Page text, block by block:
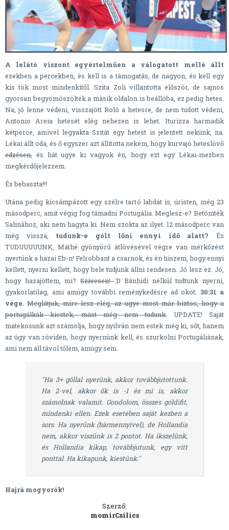
A lelátó viszont egyértelműen a válogatott mellé állt
ezekben a percekben, és kell is a támogatás, de nagyon, és kell egy
kis tök most mindenkitől. Szita Zoli villantotta először, de sajnos
gyorsan begyömöszölték a másik oldalon is beállóba, ez pedig hetes.
Na, jó lenne védeni, visszajött Roló a hetesre, de nem tudott védeni,
Antonio Areia hetesét elég nehezen is lehet. Iturizza harmadik
kétperce, amivel legyakta Szitát egy hetest is jelentett nekünk, na.
Lékai állt oda, és ő egyszer azt állította nekem, hogy kurvajó heteslövő
edzésen, és hát ugye ki vagyok én, hogy ezt egy Lékai-mezben
megkérdőjelezzem.
És bebaszta!!!
Utána pedig kicsámpázott egy szélre tartó labdát is, úristen, még 23
másodperc, amit végig fog támadni Portugália. Meglesz-e? Betömték
Salinához, aki nem hagyta ki. Nem szokta az ilyet. 12 másodperc van
még vissza, tudunk-e gólt lőni ennyi idő alatt? És
TUDUUUUUNK, Máthé gyönyörű átlövésével végre van mérkőzést
nyertünk a hazai Eb-n! Felrobbant a csarnok, és én hiszem, hogy ennyi
kellett, nyerni kellett, hogy bele tudjunk állni rendesen. Jó lesz ez. Jó,
hogy hazajöttem, mi? Szívesen!:D Bánhidi nélkül tudtunk nyerni,
gyakorlatilag, ami amúgy további reménykedésre ad okot. 30:31 a
vége. Meglátjuk, mire lesz elég, az ugye most már biztos, hogy a
portugálkák kiestek, mást még nem tudunk.UPDATE! Saját
matekosunk azt számolja, hogy nyilván nem estek még ki, sőt, hanem
az úgy van röviden, hogy nyernünk kell, és szurkolni Portugáliának,
ami nem áll távol tőlem, amúgy sem.
"Ha 3+ góllal nyerünk, akkor továbbjutottunk.
Ha 2-vel, akkor ők is -1 és mi is, akkor
számolnak valamit. Gondolom, összes góldifit,
mindenki ellen. Ezek esetében saját kezben a
sors. Ha nyerünk (bármennyivel), de Hollandia
nem, akkor viszünk is 2 pontot. Ha ikszelünk,
és Hollandia kikap, továbbjutunk, egy vitt
ponttal. Ha kikapunk, kiestünk."
Hajrá mogyorók!
Szerző:
momirCsilics